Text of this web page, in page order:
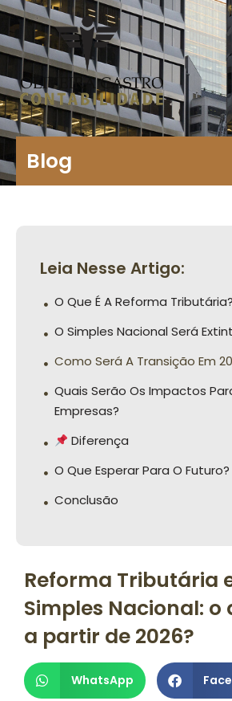
Blog
Leia Nesse Artigo:
O Que É A Reforma Tributária?
O Simples Nacional Será
Como Será A Transição Em
Quais Serão Os Impactos
Empresas?
Diferença
O Que Esperar Para O Futuro?
Conclusão
Reforma Tributária
Simples Nacional: o
a partir de 2026?
WhatsApp